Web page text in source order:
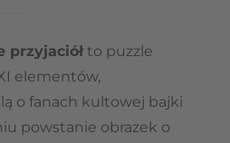
przyjaciółto puzzle
elementów,
o fanach kultowej bajki
powstanie obrazek o